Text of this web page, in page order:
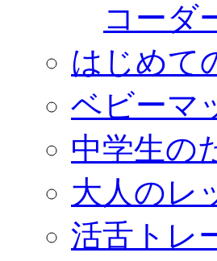
コーダ
はじめて
ベビーマ
中学生の
大人のレ
活舌トレ